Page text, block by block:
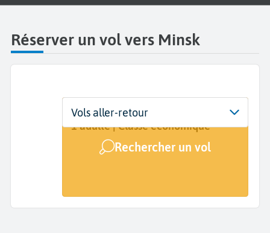
Réserver un vol vers Minsk
Départ
De...
Dates
Dates de votre voyage
Voyageurs | Classe
1 adulte | Classe économique
Rechercher un vol
Vols aller-retour